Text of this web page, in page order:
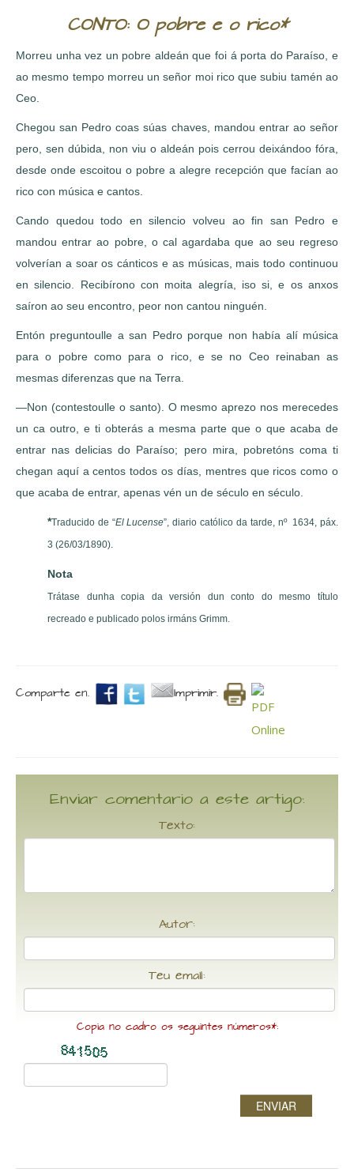
CONTO: O pobre e o rico*
Morreu unha vez un pobre aldeán que foi á porta do Paraíso, e
ao mesmo tempo morreu un señor moi rico que subiu tamén ao
Ceo.
Chegou san Pedro coas súas chaves, mandou entrar ao señor
pero, sen dúbida, non viu o aldeán pois cerrou deixándoo fóra,
desde onde escoitou o pobre a alegre recepción que facían ao
rico con música e cantos.
Cando quedou todo en silencio volveu ao fin san Pedro e
mandou entrar ao pobre, o cal agardaba que ao seu regreso
volverían a soar os cánticos e as músicas, mais todo continuou
en silencio. Recibírono con moita alegría, iso si, e os anxos
saíron ao seu encontro, peor non cantou ninguén.
Entón preguntoulle a san Pedro porque non había alí música
para o pobre como para o rico, e se no Ceo reinaban as
mesmas diferenzas que na Terra.
—Non (contestoulle o santo). O mesmo aprezo nos merecedes
un ca outro, e ti obterás a mesma parte que o que acaba de
entrar nas delicias do Paraíso; pero mira, pobretóns coma ti
chegan aquí a centos todos os días, mentres que ricos como o
que acaba de entrar, apenas vén un de século en século.
*Traducido de “El Lucense”, diario católico da tarde, nº 1634, páx.
3 (26/03/1890).
Nota
Trátase dunha copia da versión dun conto do mesmo título
recreado e publicado polos irmáns Grimm.
Comparte en. Imprimir.
Enviar comentario a este artigo:
Texto:
Autor:
Teu email:
Copia no cadro os seguintes números*:
ENVIAR